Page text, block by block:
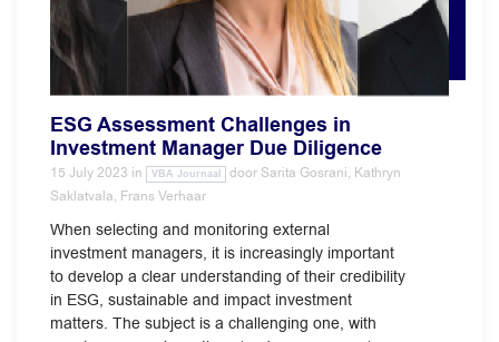
ESG Assessment Challenges in
Investment Manager Due Diligence
15 July 2023 in VBA Journaal door Sarita Gosrani, Kathryn
Saklatvala, Frans Verhaar
When selecting and monitoring external
investment managers, it is increasingly important
to develop a clear understanding of their credibility
in ESG, sustainable and impact investment
matters. The subject is a challenging one, with